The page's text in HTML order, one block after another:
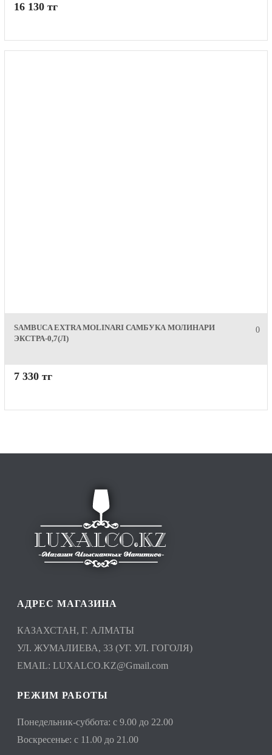
16 130 тг
0
SAMBUCA EXTRA MOLINARI САМБУКА МОЛИНАРИ
ЭКСТРА-0,7(Л)
7 330 тг
АДРЕС МАГАЗИНА
КАЗАХСТАН, Г. АЛМАТЫ
УЛ. ЖУМАЛИЕВА, 33 (УГ. УЛ. ГОГОЛЯ)
EMAIL:LUXALCO.KZ@Gmail.com
РЕЖИМ РАБОТЫ
Понедельник-суббота: с 9.00 до 22.00
Воскресенье: с 11.00 до 21.00